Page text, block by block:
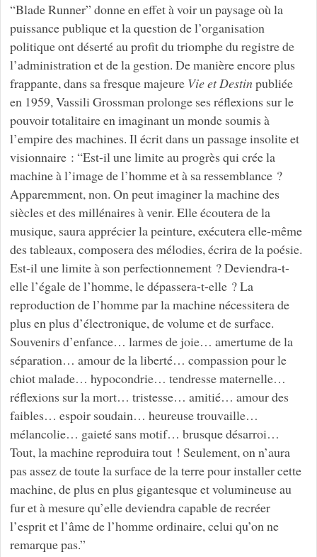
“Blade Runner” donne en effet à voir un paysage où la
puissance publique et la question de l’organisation
politique ont déserté au profit du triomphe du registre de
l’administration et de la gestion. De manière encore plus
frappante, dans sa fresque majeure Vie et Destinpubliée
en 1959, Vassili Grossman prolonge ses réflexions sur le
pouvoir totalitaire en imaginant un monde soumis à
l’empire des machines. Il écrit dans un passage insolite et
visionnaire : “Est-il une limite au progrès qui crée la
machine à l’image de l’homme et à sa ressemblance ?
Apparemment, non. On peut imaginer la machine des
siècles et des millénaires à venir. Elle écoutera de la
musique, saura apprécier la peinture, exécutera elle-même
des tableaux, composera des mélodies, écrira de la poésie.
Est-il une limite à son perfectionnement ? Deviendra-t-
elle l’égale de l’homme, le dépassera-t-elle ? La
reproduction de l’homme par la machine nécessitera de
plus en plus d’électronique, de volume et de surface.
Souvenirs d’enfance… larmes de joie… amertume de la
séparation… amour de la liberté… compassion pour le
chiot malade… hypocondrie… tendresse maternelle…
réflexions sur la mort… tristesse… amitié… amour des
faibles… espoir soudain… heureuse trouvaille…
mélancolie… gaieté sans motif… brusque désarroi…
Tout, la machine reproduira tout ! Seulement, on n’aura
pas assez de toute la surface de la terre pour installer cette
machine, de plus en plus gigantesque et volumineuse au
fur et à mesure qu’elle deviendra capable de recréer
l’esprit et l’âme de l’homme ordinaire, celui qu’on ne
remarque pas.”